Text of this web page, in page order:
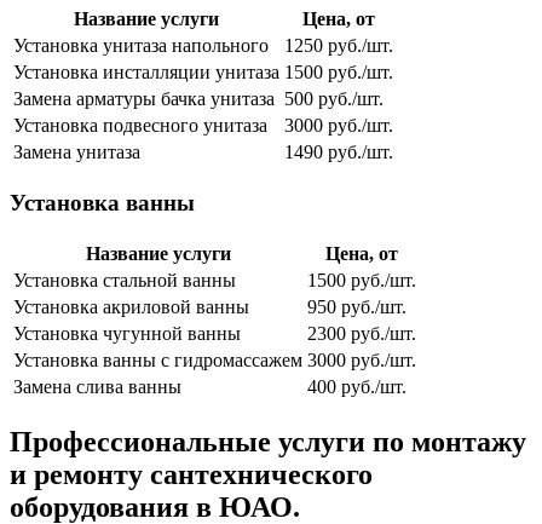
Название услуги
Цена, от
Установка унитаза напольного
1250 руб./шт.
Установка инсталляции унитаза 1500 руб./шт.
Замена арматуры бачка унитаза 500 руб./шт.
Установка подвесного унитаза
3000 руб./шт.
Замена унитаза
1490 руб./шт.
Установка ванны
Название услуги
Цена, от
Установка стальной ванны
1500 руб./шт.
Установка акриловой ванны
950 руб./шт.
Установка чугунной ванны
2300 руб./шт.
Установка ванны с гидромассажем 3000 руб./шт.
Замена слива ванны
400 руб./шт.
Профессиональные услуги по монтажу
и ремонту сантехнического
оборудования в ЮАО.